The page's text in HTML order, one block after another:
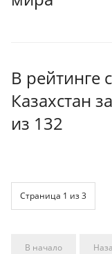
В рейтинге
Казахстан
из 132
Страница 1 из 3
В начало